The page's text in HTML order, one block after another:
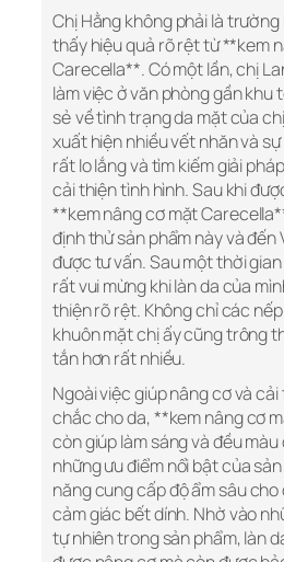
Chị Hằng không phải là
thấy hiệu quả rõ rệt từ **kem
Carecella**. Có một lần, chị
làm việc ở văn phòng gần khu
sẻ về tình trạng da mặt của
xuất hiện nhiều vết nhăn và
rất lo lắng và tìm kiếm giải
cải thiện tình hình. Sau khi
**kem nâng cơ mặt
định thử sản phẩm này và đến
được tư vấn. Sau một thời
rất vui mừng khi làn da của
thiện rõ rệt. Không chỉ các
khuôn mặt chị ấy cũng trông
tắn hơn rất nhiều.
Ngoài việc giúp nâng cơ và
chắc cho da, **kem nâng cơ
còn giúp làm sáng và đều
những ưu điểm nổi bật của
năng cung cấp độ ẩm sâu
cảm giác bết dính. Nhờ vào
tự nhiên trong sản phẩm, làn